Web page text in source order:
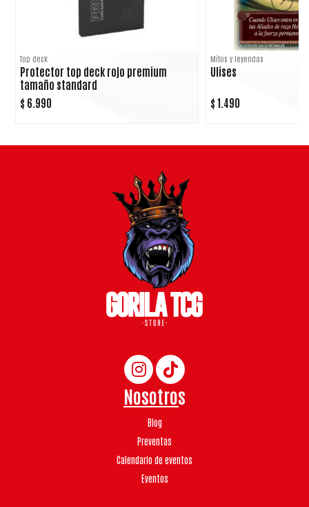
Top deck
Protector top deck rojo premium
tamaño standard
$ 6.990
Mitos y leyendas
Ulises
$ 1.490
Nosotros
Blog
Preventas
Calendario de eventos
Eventos